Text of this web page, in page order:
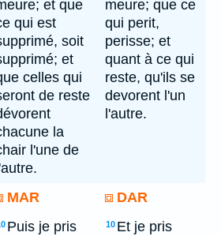
et que
qui est
soit
et
celles qui
de reste
la
l'une de
l'autre.
meure; que ce
qui perit,
perisse; et
quant à ce qui
reste, qu'ils se
devorent l'un
l'autre.
MAR DAR
Puis je pris
10 Et je pris